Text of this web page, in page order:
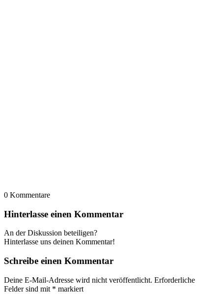
0 Kommentare
Hinterlasse einen Kommentar
An der Diskussion beteiligen?
Hinterlasse uns deinen Kommentar!
Schreibe einen Kommentar
Deine E-Mail-Adresse wird nicht veröffentlicht. Erforderliche
Felder sind mit * markiert